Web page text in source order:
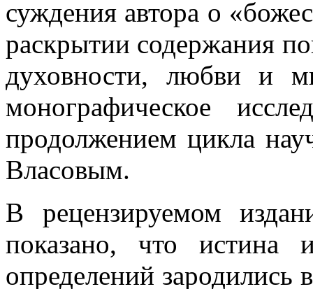
суждения автора о
раскрытии содержания
духовности, любви и
монографическое
продолжением цикла
Власовым.
В рецензируемом
показано, что
определений зародились